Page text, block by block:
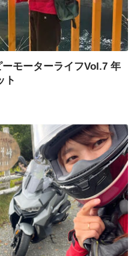
モーターライフVol.7 年
ト